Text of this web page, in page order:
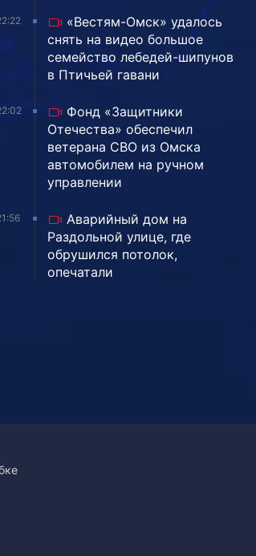
«Вестям-Омск» удалось
снять на видео большое
семейство лебедей-шипунов
в Птичьей гавани
Фонд «Защитники
Отечества» обеспечил
ветерана СВО из Омска
автомобилем на ручном
управлении
Аварийный дом на
Раздольной улице, где
обрушился потолок,
опечатали